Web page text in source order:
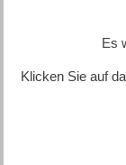
Es
Klicken Sie auf